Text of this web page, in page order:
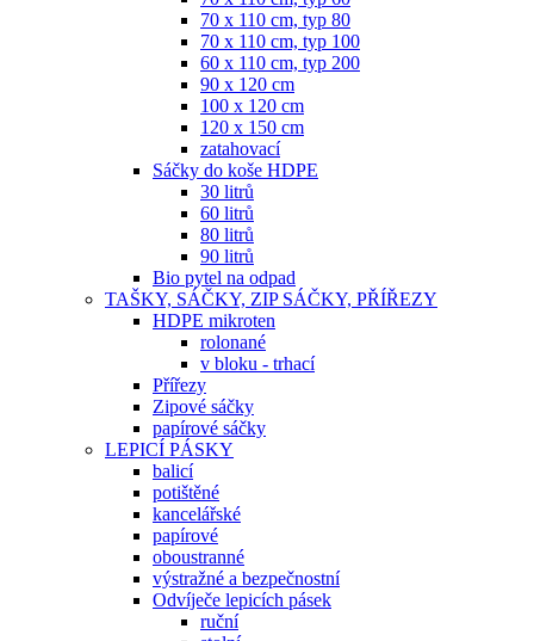
70 x 110 cm, typ 80
70 x 110 cm, typ 100
60 x 110 cm, typ 200
90 x 120 cm
100 x 120 cm
120 x 150 cm
zatahovací
Sáčky do koše HDPE
30 litrů
60 litrů
80 litrů
90 litrů
Bio pytel na odpad
TAŠKY, SÁČKY, ZIP SÁČKY, PŘÍŘEZY
HDPE mikroten
rolonané
v bloku - trhací
Přířezy
Zipové sáčky
papírové sáčky
LEPICÍ PÁSKY
balicí
potištěné
kancelářské
papírové
oboustranné
výstražné a bezpečnostní
Odvíječe lepicích pásek
ruční